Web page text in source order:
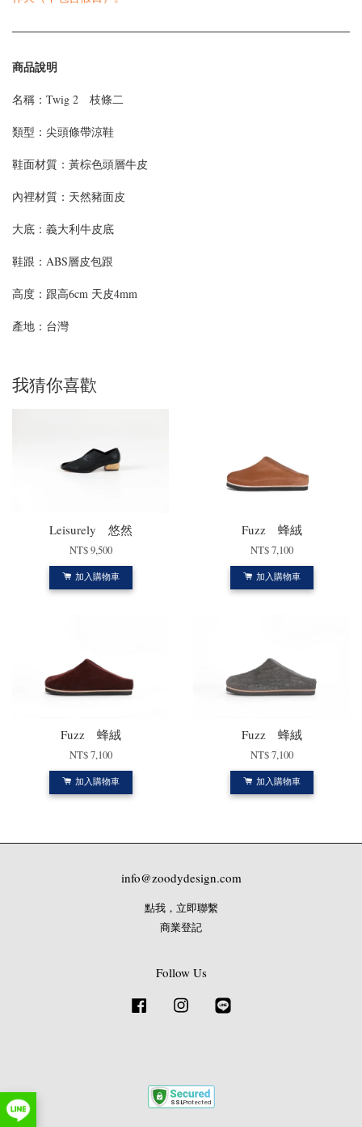
商品說明
名稱：Twig 2 枝條二
類型：尖頭條帶涼鞋
鞋面材質：黃棕色頭層牛皮
內裡材質：天然豬面皮
大底：義大利牛皮底
鞋跟：ABS層皮包跟
高度：跟高6cm 天皮4mm
產地：台灣
我猜你喜歡
Leisurely 悠然
NT$ 9,500
加入購物車
Fuzz 蜂絨
NT$ 7,100
加入購物車
Fuzz 蜂絨
NT$ 7,100
加入購物車
Fuzz 蜂絨
NT$ 7,100
加入購物車
info@zoodydesign.com
點我，立即聯繫
商業登記
Follow Us
Facebook Instagram